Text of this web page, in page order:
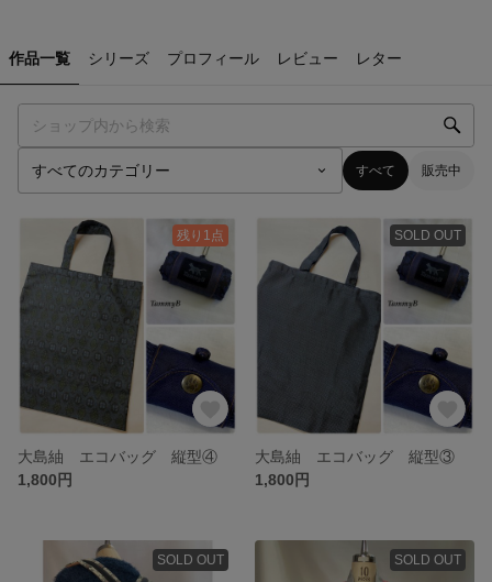
作品一覧 シリーズ プロフィール レビュー レター
すべて 販売中
残り1点
大島紬 エコバッグ 縦型④
1,800円
SOLD OUT
大島紬 エコバッグ 縦型③
1,800円
SOLD OUT SOLD OUT